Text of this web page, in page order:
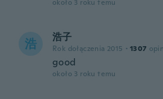
około 3 roku temu
浩 浩子
Rok dołączenia 2015 · 1307
good
około 3 roku temu